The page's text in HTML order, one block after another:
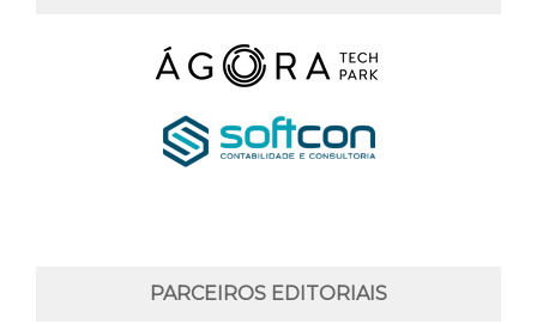
PARCEIROS EDITORIAIS